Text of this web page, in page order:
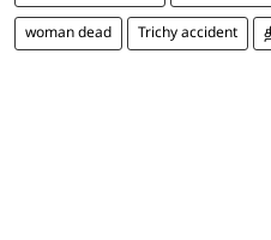
woman dead Trichy accident